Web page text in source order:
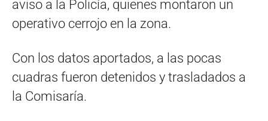
aviso a la Policía, quienes montaron un
operativo cerrojo en la zona.
Con los datos aportados, a las pocas
cuadras fueron detenidos y trasladados a
la Comisaría.